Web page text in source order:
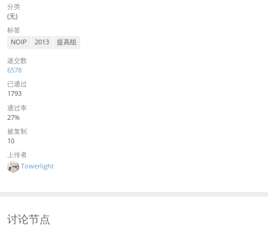
分类
(无)
标签
NOIP 2013 提高组
递交数
6578
已通过
1793
通过率
27%
被复制
10
上传者
Towerlight
讨论节点